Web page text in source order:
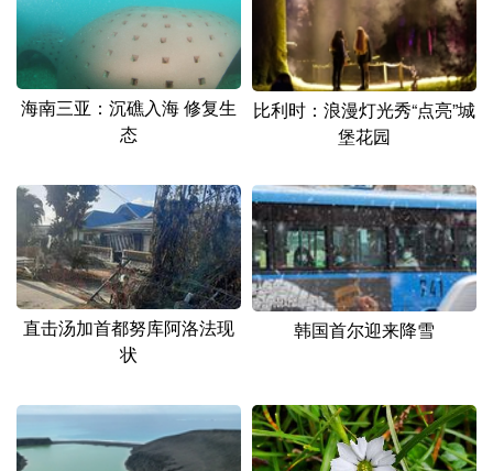
北京 天津 河北 山西
辽宁 吉林 上海 江苏
浙江 安徽 福建 江西
广东 广西 海南 重庆
四川 贵州 云南 西藏
陕西 甘肃 青海 宁夏
多语种频道
海南三亚：沉礁入海 修复生
态
比利时：浪漫灯光秀“点亮”城
堡花园
直击汤加首都努库阿洛法现
状
韩国首尔迎来降雪